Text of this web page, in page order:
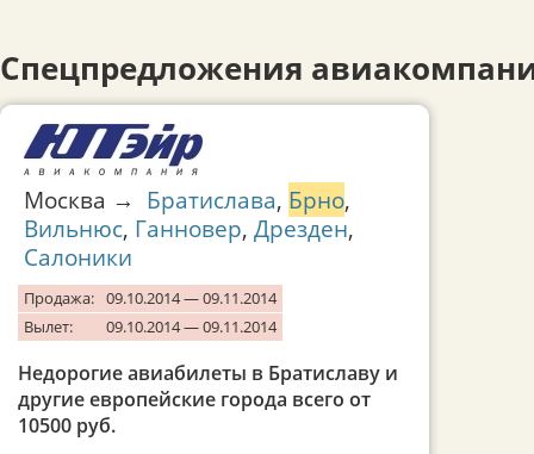
Спецпредложения
Москва → Братислава, Брно,
Вильнюс, Ганновер, Дрезден,
Салоники
Продажа: 09.10.2014 — 09.11.2014
Вылет:
09.10.2014 — 09.11.2014
Недорогие авиабилеты в Братиславу и
другие европейские города всего от
10500 руб.